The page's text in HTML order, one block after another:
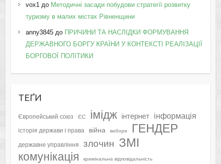
vox1до Методичні засади побудови стратегії розвитку
туризму в малих містах Рівненщини
anny3845до ПРИЧИНИ ТА НАСЛІДКИ ФОРМУВАННЯ
ДЕРЖАВНОГО БОРГУ КРАЇНИ У КОНТЕКСТІ РЕАЛІЗАЦІЇ
БОРГОВОЇ ПОЛІТИКИ
ТЕҐИ
Європейський союз ЄС імідж інтернет інформація
історія держави і права війна вибори ГЕНДЕР
державне управління злочин ЗМІ
комунікація кримінальна відповідальність